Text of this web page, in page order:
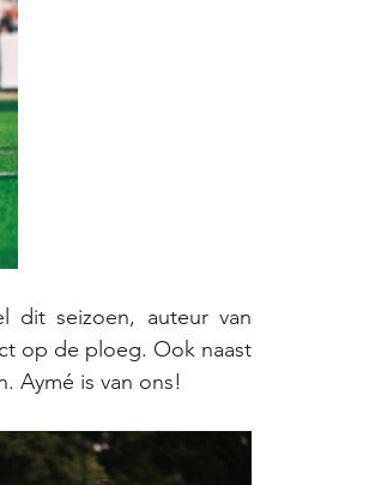
dit seizoen, auteur van
op de ploeg. Ook naast
Aymé is van ons!